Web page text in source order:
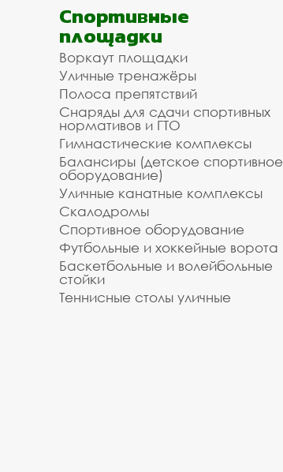
Спортивные
площадки
Воркаут площадки
Уличные тренажёры
Полоса препятствий
Снаряды для сдачи спортивных
нормативов и ГТО
Гимнастические комплексы
Балансиры (детское спортивное
оборудование)
Уличные канатные комплексы
Скалодромы
Спортивное оборудование
Футбольные и хоккейные ворота
Баскетбольные и волейбольные
стойки
Теннисные столы уличные